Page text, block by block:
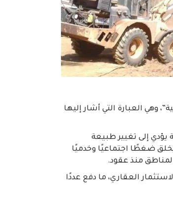
وهي العبارة التي أشار إليها
يؤدي إلى تغيير طبيعة
يخلق ضغطًا اجتماعيًا وخدميًا
المناطق منذ عقود.
العقاري، ما دفع عددًا